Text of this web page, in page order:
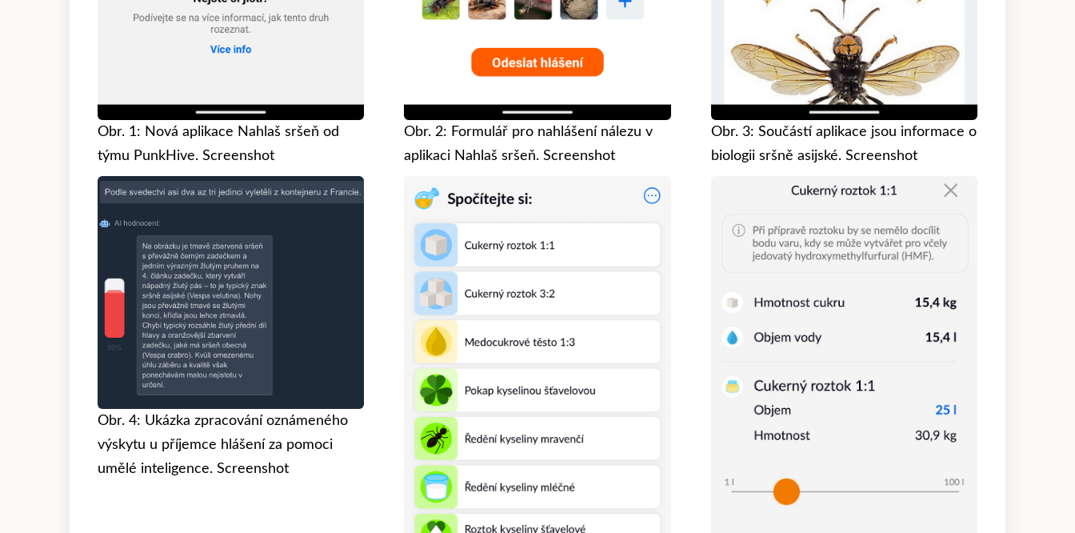
Obr. 1: Nová aplikace Nahlaš sršeň od
týmu PunkHive. Screenshot
Obr. 2: Formulář pro nahlášení nálezu v
aplikaci Nahlaš sršeň. Screenshot
Obr. 3: Součástí aplikace jsou informace o
biologii sršně asijské. Screenshot
Obr. 4: Ukázka zpracování oznámeného
výskytu u příjemce hlášení za pomoci
umělé inteligence. Screenshot